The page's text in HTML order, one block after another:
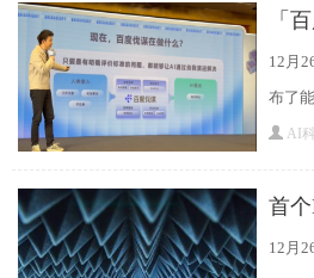
「
12月
布了
AI
首
12月